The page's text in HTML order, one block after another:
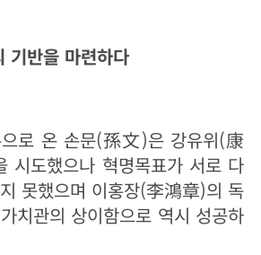
기반을 마련하다
로 온 손문(孫文)은 강유위(康
시도했으나 혁명목표가 서로 다
못했으며 이홍장(李鴻章)의 독
치관의 상이함으로 역시 성공하